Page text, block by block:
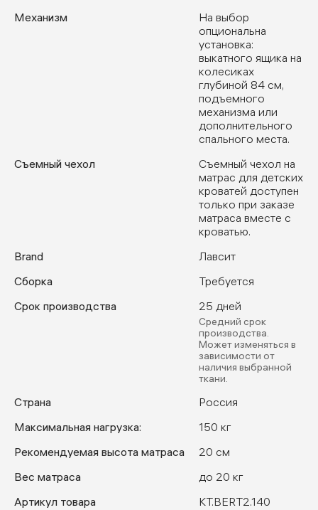
Механизм
На выбор
опциональна
установка:
выкатного ящика на
колесиках
глубиной 84 см,
подъемного
механизма или
дополнительного
спального места.
Съемный чехол
Съемный чехол на
матрас для детских
кроватей доступен
только при заказе
матраса вместе с
кроватью.
Brand
Лавсит
Сборка
Требуется
Срок производства
25 дней
Средний срок
производства.
Может изменяться в
зависимости от
наличия выбранной
ткани.
Страна
Россия
Максимальная нагрузка:
150 кг
Рекомендуемая высота матраса
20 см
Вес матраса
до 20 кг
Артикул товара
KT.BERT2.140